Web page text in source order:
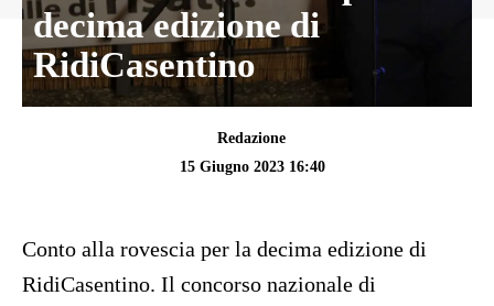
decima edizione di
RidiCasentino
Redazione
15 Giugno 2023 16:40
Conto alla rovescia per la decima edizione di
RidiCasentino. Il concorso nazionale di